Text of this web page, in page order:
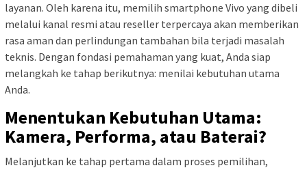
layanan. Oleh karena itu, memilih smartphone Vivo yang dibeli
melalui kanal resmi atau reseller terpercaya akan memberikan
rasa aman dan perlindungan tambahan bila terjadi masalah
teknis. Dengan fondasi pemahaman yang kuat, Anda siap
melangkah ke tahap berikutnya: menilai kebutuhan utama
Anda.
Menentukan Kebutuhan Utama:
Kamera, Performa, atau Baterai?
Melanjutkan ke tahap pertama dalam proses pemilihan,